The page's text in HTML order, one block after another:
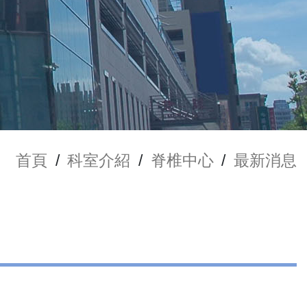
首頁 / 科室介紹 / 脊椎中心 / 最新消息